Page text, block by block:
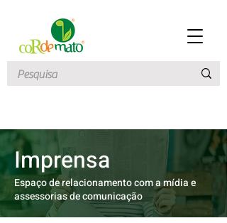
Imprensa
Espaço de relacionamento com a mídia e
assessorias de comunicação